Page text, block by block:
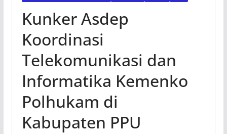
Kunker Asdep
Koordinasi
Telekomunikasi dan
Informatika Kemenko
Polhukam di
Kabupaten PPU